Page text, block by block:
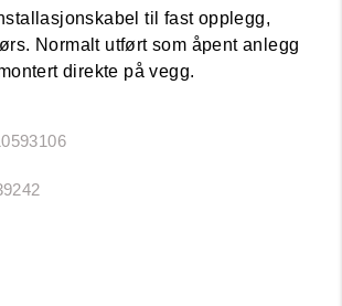
til fast opplegg,
Normalt utført som åpent anlegg
direkte på vegg.